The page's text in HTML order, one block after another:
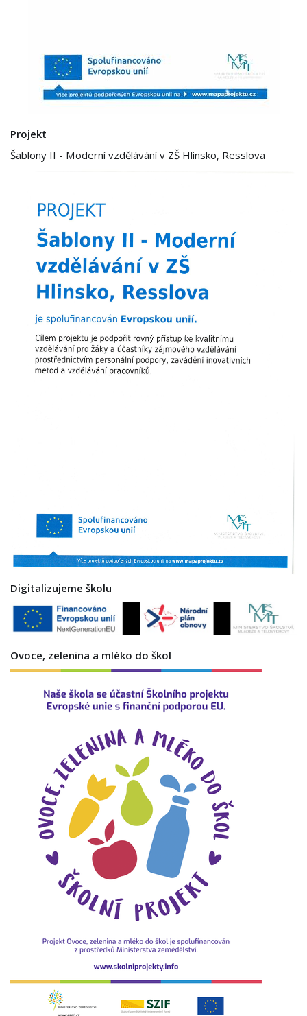
Projekt
Šablony II - Moderní vzdělávání v ZŠ Hlinsko, Resslova
Digitalizujeme školu
Ovoce, zelenina a mléko do škol